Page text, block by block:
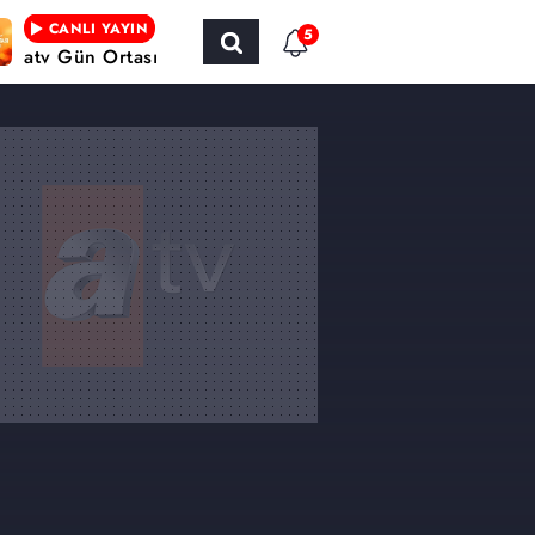
CANLI YAYIN
atv Gün Ortası
5